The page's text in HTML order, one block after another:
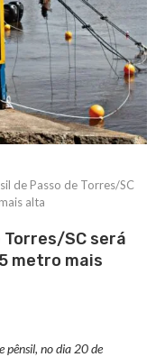
de Passo de Torres/SC
alta
Torres/SC será
metro mais
pênsil, no dia 20 de